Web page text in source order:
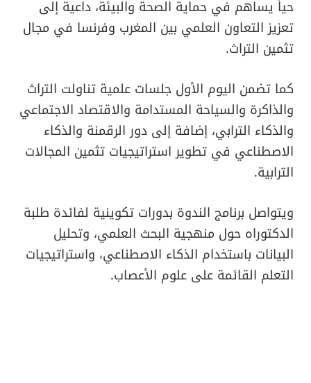
حياً يساهم في حماية الصحة والبيئة، داعية إلى
تعزيز التعاون العلمي بين المغرب وفرنسا في مجال
تثمين التراث.
كما تضمن اليوم الأول جلسات علمية تناولت التراث
والذاكرة والسياحة المستدامة والاقتصاد الاجتماعي
والذكاء الترابي، إضافة إلى دور الرقمنة والذكاء
الاصطناعي في تطوير استراتيجيات تثمين المجالات
الترابية.
ويتواصل برنامج الندوة بدورات تكوينية لفائدة طلبة
الدكتوراه حول منهجية البحث العلمي، وتحليل
البيانات باستخدام الذكاء الاصطناعي، واستراتيجيات
التعلم القائمة على علوم الأعصاب.